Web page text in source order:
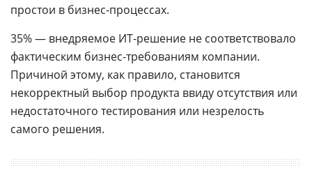
простои в бизнес-процессах.
35% — внедряемое ИТ-решение не соответствовало
фактическим бизнес-требованиям компании.
Причиной этому, как правило, становится
некорректный выбор продукта ввиду отсутствия или
недостаточного тестирования или незрелость
самого решения.